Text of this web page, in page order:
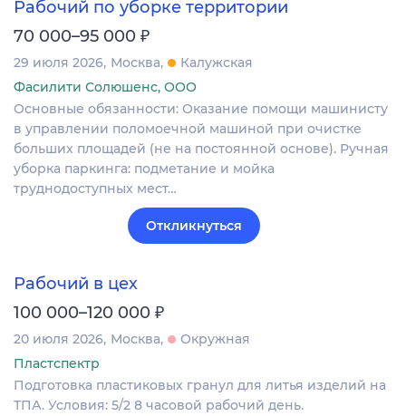
Рабочий по уборке территории
70 000–95 000 ₽
29 июля 2026 Москва
Калужская
Фасилити Солюшенс, ООО
Основные обязанности: Оказание помощи машинисту
в управлении поломоечной машиной при очистке
больших площадей (не на постоянной основе). Ручная
уборка паркинга: подметание и мойка
труднодоступных мест…
Откликнуться
Рабочий в цех
100 000–120 000 ₽
20 июля 2026 Москва
Окружная
Пластспектр
Подготовка пластиковых гранул для литья изделий на
ТПА. Условия: 5/2 8 часовой рабочий день.